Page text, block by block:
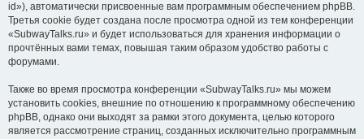
id»), автоматически присвоенные вам программным обеспечением phpBB.
Третья cookie будет создана после просмотра одной из тем конференции
«SubwayTalks.ru» и будет использоваться для хранения информации о
прочтённых вами темах, повышая таким образом удобство работы с
форумами.
Также во время просмотра конференции «SubwayTalks.ru» мы можем
установить cookies, внешние по отношению к программному обеспечению
phpBB, однако они выходят за рамки этого документа, целью которого
является рассмотрение страниц, созданных исключительно программным